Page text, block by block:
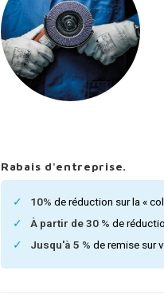
Rabais d'entreprise.
10% de réduction sur la «
À partir de 30 % de
Jusqu'à 5 % de remise sur